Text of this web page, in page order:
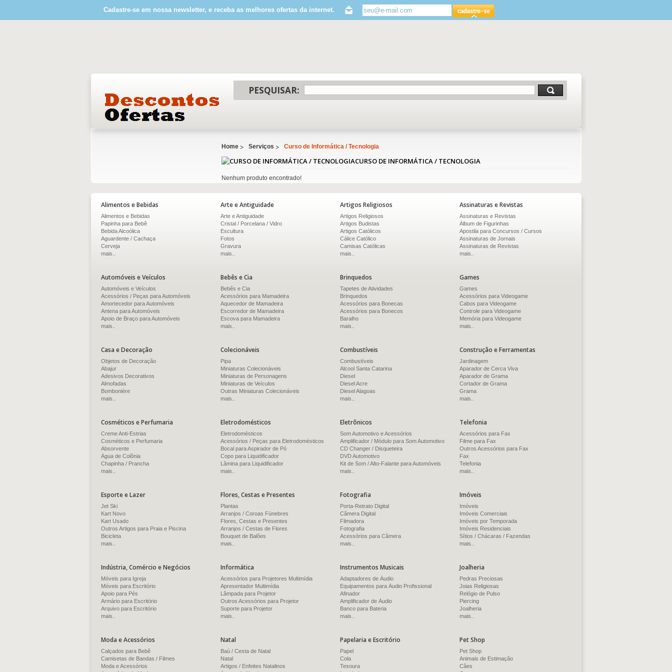
Cadastre-se em nossa newsletter, e receba as melhores ofertas da internet.
PESQUISAR:
Home Serviços Curso de Informática / Tecnologia
CURSO DE INFORMÁTICA / TECNOLOGIA
Nenhum produto encontrado!
Alimentos e Bebidas
Alimentos e Bebidas
Papinha para Bebê
Bebida Alcoólica
Aguardente / Cachaça
Cerveja
mais..
Arte e Antiguidade
Arte e Antiguidade
Cristal / Porcelana / Vidro
Escultura
Fotos
Gravura
mais..
Artigos Religiosos
Artigos Religiosos
Artigos Budistas
Artigos Católicos
Cálice Católico
Camisas Católicas
mais..
Assinaturas e Revistas
Assinaturas e Revistas
Álbum de Figurinhas
Apostila para Concursos / Cursos
Assinaturas de Jornais
Assinaturas de Revistas
mais..
Automóveis e Veículos
Automóveis e Veículos
Acessórios / Peças para Automóveis
Amortecedor para Automóveis
Antena para Automóveis
Apoio de Braço para Automóveis
mais..
Bebês e Cia
Bebês e Cia
Acessórios para Mamadeira
Aquecedor de Mamadeira
Escorredor de Mamadeira
Escova para Mamadeira
mais..
Brinquedos
Tapetes de Atividades
Brinquedos
Acessórios para Bonecas
Acessórios para Bonecos
Baralho
mais..
Games
Games
Acessórios para Videogame
Cabos para Videogame
Controle para Videogame
Memória para Videogame
mais..
Casa e Decoração
Objetos de Decoração
Abajur
Adesivos Decorativos
Almofadas
Bomboniére
mais..
Colecionáveis
Pipa
Miniaturas Colecionáveis
Miniaturas de Personagens
Miniaturas de Veículos
Outras Miniaturas Colecionáveis
mais..
Combustíveis
Combustíveis
Alcool Santa Catarina
Diesel
Diesel Acre
Diesel Alagoas
mais..
Construção e Ferramentas
Jardinagem
Aparador de Cerca Viva
Aparador de Grama
Cortador de Grama
Grama
mais..
Cosméticos e Perfumaria
Creme Anti-Estrias
Cosméticos e Perfumaria
Absorvente
Água de Colônia
Chapinha / Prancha
mais..
Eletrodomésticos
Eletrodomésticos
Acessórios / Peças para Eletrodomésticos
Bocal para Aspirador de Pó
Copo para Liquidificador
Lâmina para Liquidificador
mais..
Eletrônicos
Som Automotivo e Acessórios
Amplificador / Módulo para Som Automotivo
CD Changer / Disqueteira
DVD Automotivo
Kit de Som / Alto-Falante para Automóveis
mais..
Telefonia
Acessórios para Fax
Filme para Fax
Outros Acessórios para Fax
Fax
Telefonia
mais..
Esporte e Lazer
Jet Ski
Kart Novo
Kart Usado
Outros Artigos para Praia e Piscina
Bicicleta
mais..
Flores, Cestas e Presentes
Plantas
Arranjos / Coroas Fúnebres
Flores, Cestas e Presentes
Arranjos / Cestas de Flores
Bouquet de Balões
mais..
Fotografia
Porta-Retrato Digital
Câmera Digital
Filmadora
Fotografia
Acessórios para Câmera
mais..
Imóveis
Imóveis
Imóveis Comerciais
Imóveis por Temporada
Imóveis Residenciais
Sítios / Chácaras / Fazendas
mais..
Indústria, Comércio e Negócios
Móveis para Igreja
Móveis para Escritório
Apoio para Pés
Armário para Escritório
Arquivo para Escritório
mais..
Informática
Acessórios para Projetores Multimídia
Apresentador Multimídia
Lâmpada para Projetor
Outros Acessórios para Projetor
Suporte para Projetor
mais..
Instrumentos Musicais
Adaptadores de Áudio
Equipamentos para Áudio Profissional
Afinador
Amplificador de Áudio
Banco para Bateria
mais..
Joalheria
Pedras Preciosas
Joias Religiosas
Relógio de Pulso
Piercing
Joalheria
mais..
Moda e Acessórios
Calçados para Bebê
Camisetas de Bandas / Filmes
Moda e Acessórios
Natal
Baú / Cesta de Natal
Natal
Artigos / Enfeites Natalinos
Papelaria e Escritório
Papel
Cola
Tesoura
Pet Shop
Pet Shop
Animais de Estimação
Cães